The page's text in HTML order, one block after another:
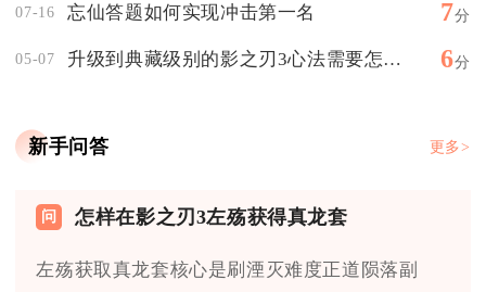
07-16 忘仙答题如何实现冲击第一名 7分
05-07 升级到典藏级别的影之刃3心法需要怎样的条件 6分
新手问答 更多>
怎样在影之刃3左殇获得真龙套
左殇获取真龙套核心是刷湮灭难度正道陨落副